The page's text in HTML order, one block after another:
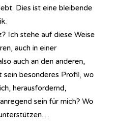
Dies ist eine bleibende
Ich stehe auf diese Weise
auch in einer
auch an den anderen,
sein besonderes Profil, wo
herausfordernd,
sein für mich? Wo